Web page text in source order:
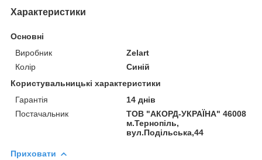
Характеристики
Основні
Виробник
Zelart
Колір
Синій
Користувальницькі характеристики
Гарантія
14 днів
Постачальник
ТОВ "АКОРД-УКРАЇНА" 46008
м.Тернопіль,
вул.Подільська,44
Приховати